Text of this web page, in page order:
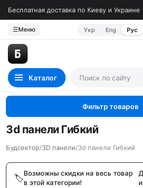
Бесплатная доставка по Киеву и Украине
☰Меню Укр Eng Рус
Каталог
3d панели Гибкий
Будсектор/3D панели/3d панели Гибкий
Возможны скидки на весь товар
в этой категории!
Фильтр товаров